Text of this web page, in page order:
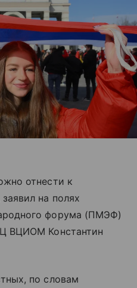
отнести к
на полях
форума (ПМЭФ)
ВЦИОМ Константин
по словам